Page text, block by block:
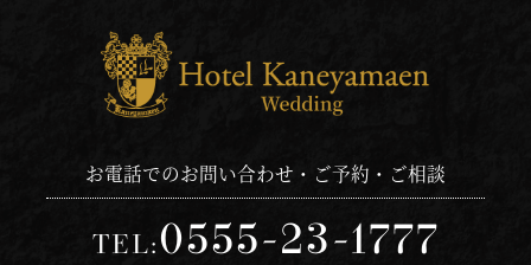
お電話でのお問い合わせ・ご予約・ご相談
TEL:0555-23-1777